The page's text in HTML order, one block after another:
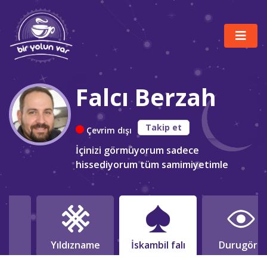
Falcı Berzah
Çevrim dışı Takip et
İçinizi görmüyorum sadece
hissediyorum tüm samimiyetimle
Yıldızname İskambil falı Durugörü